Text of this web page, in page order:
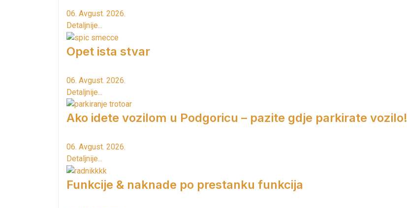
06. Avgust. 2026.
Detaljnije...
Opet ista stvar
06. Avgust. 2026.
Detaljnije...
Ako idete vozilom u Podgoricu – pazite gdje parkirate vozilo!
06. Avgust. 2026.
Detaljnije...
Funkcije & naknade po prestanku funkcija